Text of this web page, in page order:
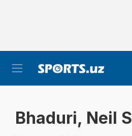
Bhaduri, Neil S